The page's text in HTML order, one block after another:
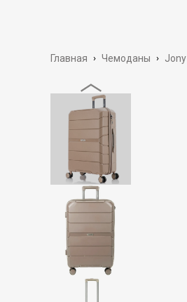
Главная › Чемоданы › Jony